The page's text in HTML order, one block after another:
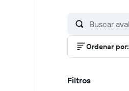
Ordenar por:
Filtros